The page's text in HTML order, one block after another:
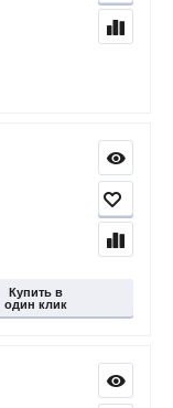
Купить в
один клик